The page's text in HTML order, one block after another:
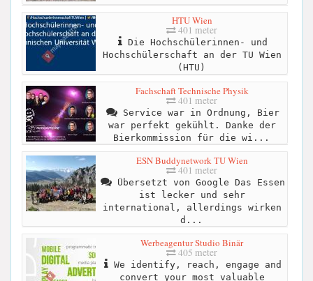
HTU Wien
401 meter
Die Hochschülerinnen- und
Hochschülerschaft an der TU Wien
(HTU)
Fachschaft Technische Physik
401 meter
Service war in Ordnung, Bier
war perfekt gekühlt. Danke der
Bierkommission für die wi...
ESN Buddynetwork TU Wien
401 meter
Übersetzt von Google Das Essen
ist lecker und sehr
international, allerdings wirken
d...
Werbeagentur Studio Binär
405 meter
We identify, reach, engage and
convert your most valuable